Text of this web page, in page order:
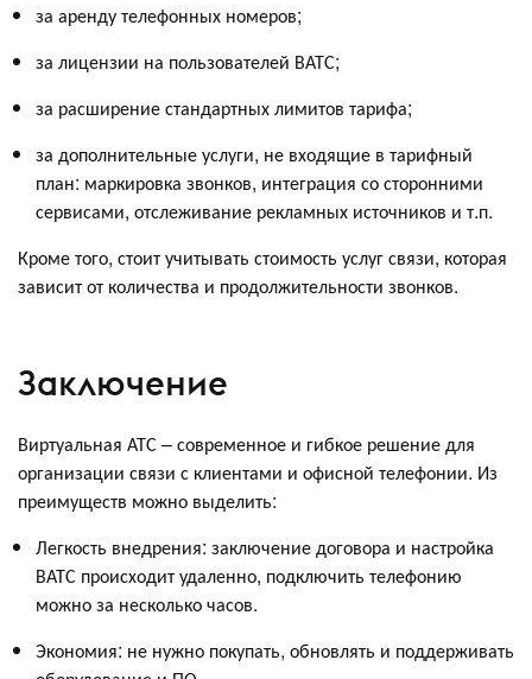
за аренду телефонных номеров;
за лицензии на пользователей ВАТС;
за расширение стандартных лимитов тарифа;
за дополнительные услуги, не входящие в тарифный
план: маркировка звонков, интеграция со сторонними
сервисами, отслеживание рекламных источников и т.п.
Кроме того, стоит учитывать стоимость услуг связи, которая
зависит от количества и продолжительности звонков.
Заключение
Виртуальная АТС – современное и гибкое решение для
организации связи с клиентами и офисной телефонии. Из
преимуществ можно выделить:
Легкость внедрения: заключение договора и настройка
ВАТС происходит удаленно, подключить телефонию
можно за несколько часов.
Экономия: не нужно покупать, обновлять и поддерживать